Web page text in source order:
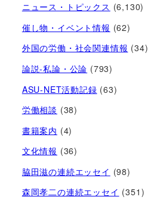
ニュース・トピックス (6,130)
催し物・イベント情報 (62)
外国の労働・社会関連情報 (34)
論説-私論・公論 (793)
ASU-NET活動記録 (63)
労働相談 (38)
書籍案内 (4)
文化情報 (36)
脇田滋の連続エッセイ (98)
森岡孝二の連続エッセイ (351)